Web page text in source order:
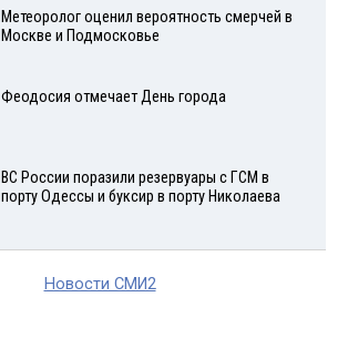
Метеоролог оценил вероятность смерчей в
Москве и Подмосковье
Феодосия отмечает День города
ВС России поразили резервуары с ГСМ в
порту Одессы и буксир в порту Николаева
Новости СМИ2